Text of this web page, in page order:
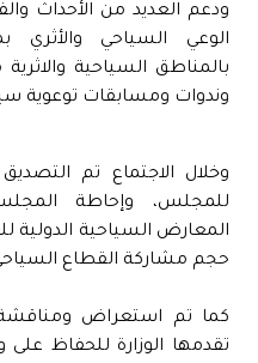
ودعم العديد من الأحداث
الوعي السياحي والأثري
بالمناطق السياحية
وندوات ومسابقات توعوية
وخلال الاجتماع تم
للمجلس، وإحاطة
حجم مشاركة القطاع
كما تم استعراض ومناقشة
تقدمها الوزارة للحفاظ